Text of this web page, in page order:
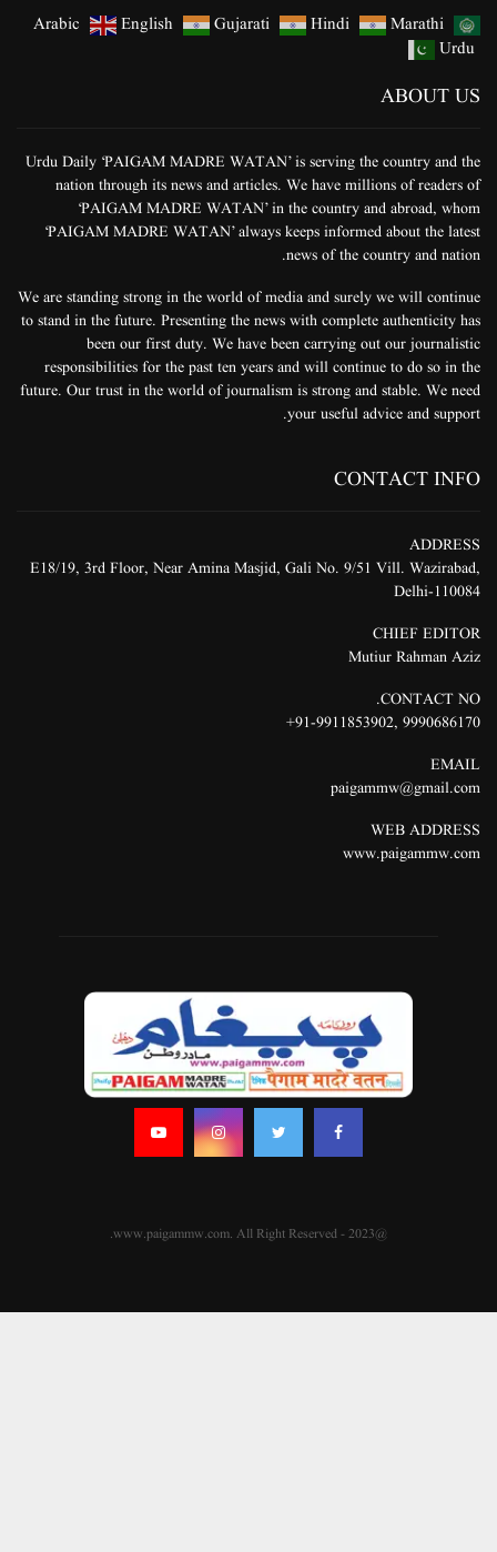
Arabic English Gujarati Hindi
Marathi
Urdu
ABOUT US
Urdu Daily ‘PAIGAM MADRE WATAN’ is serving the country and the
nation through its news and articles. We have millions of readers of
‘PAIGAM MADRE WATAN’ in the country and abroad, whom
‘PAIGAM MADRE WATAN’ always keeps informed about the latest
news of the country and nation.
We are standing strong in the world of media and surely we will continue
to stand in the future. Presenting the news with complete authenticity has
been our first duty. We have been carrying out our journalistic
responsibilities for the past ten years and will continue to do so in the
future. Our trust in the world of journalism is strong and stable. We need
your useful advice and support.
CONTACT INFO
ADDRESS
E18/19, 3rd Floor, Near Amina Masjid, Gali No. 9/51 Vill. Wazirabad,
Delhi-110084
CHIEF EDITOR
Mutiur Rahman Aziz
CONTACT NO.
9990686170
,
91-9911853902+
EMAIL
paigammw@gmail.com
WEB ADDRESS
www.paigammw.com
@2023 - www.paigammw.com. All Right Reserved.